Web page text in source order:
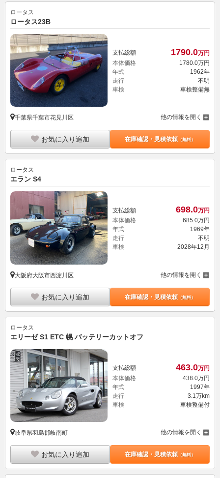
ロータス
ロータス23B
支払総額 1790.0万円
本体価格
1780. 0万円
年式
1962年
走行
不明
車検
車検整備無
千葉県千葉市花見川区 他の情報を開く
お気に入り追加 在庫確認・見積依頼（無料）
ロータス
エラン S4
支払総額 698.0万円
本体価格
685.0万円
年式
1969年
走行
不明
車検
2028年12月
大阪府大阪市西淀川区 他の情報を開く
お気に入り追加 在庫確認・見積依頼（無料）
ロータス
エリーゼ S1 ETC 幌 バッテリーカットオフ
支払総額 463.0万円
本体価格
438. 0万円
年式
1997年
走行
3.1万km
車検
車検整備付
岐阜県羽島郡岐南町 他の情報を開く
お気に入り追加 在庫確認・見積依頼（無料）